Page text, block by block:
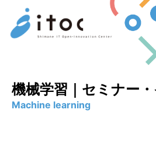
このページの本文へ
機械学習｜セミナー
Machine learning